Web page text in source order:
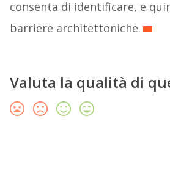
consenta di identificare, e
barriere architettoniche.
Valuta la qualità di